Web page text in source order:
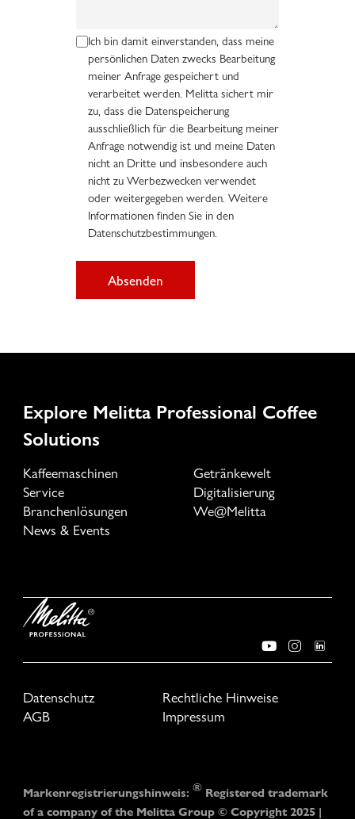
Ich bin damit einverstanden, dass meine
persönlichen Daten zwecks Bearbeitung
meiner Anfrage gespeichert und
verarbeitet werden. Melitta sichert mir
zu, dass die Datenspeicherung
ausschließlich für die Bearbeitung meiner
Anfrage notwendig ist und meine Daten
nicht an Dritte und insbesondere auch
nicht zu Werbezwecken verwendet
oder weitergegeben werden. Weitere
Informationen finden Sie in den
Datenschutzbestimmungen.
Absenden
Explore Melitta Professional Coffee
Solutions
Kaffeemaschinen
Getränkewelt
Service
Digitalisierung
Branchenlösungen
We@Melitta
News & Events
Datenschutz
Rechtliche Hinweise
AGB
Impressum
Markenregistrierungshinweis: ® Registered trademark
of a company of the Melitta Group © Copyright 2025 |